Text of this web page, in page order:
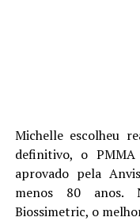
Michelle escolheu
definitivo, o
aprovado pela
menos 80 anos.
Biossimetric, o